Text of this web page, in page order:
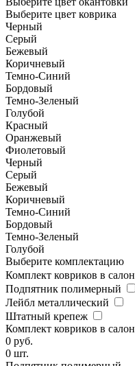
Выберите цвет коврика
Черный
Серый
Бежевый
Коричневый
Темно-Синий
Бордовый
Темно-Зеленый
Голубой
Красный
Оранжевый
Фиолетовый
Черный
Серый
Бежевый
Коричневый
Темно-Синий
Бордовый
Темно-Зеленый
Голубой
Выберите комплектацию
Комплект ковриков в салон
Подпятник полимерный
Лейбл металлический
Штатный крепеж
Комплект ковриков в салон
0 руб.
0 шт.